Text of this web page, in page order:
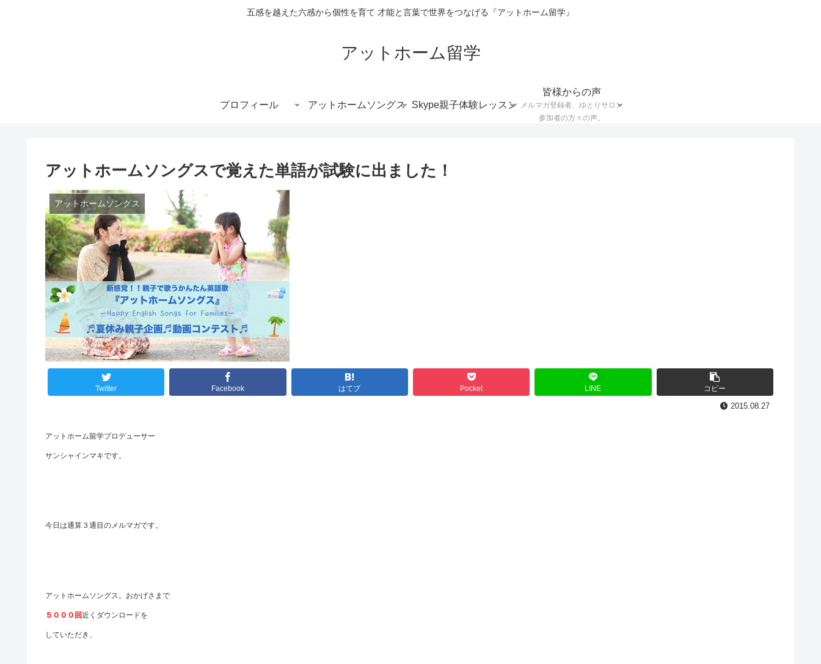
五感を越えた六感から個性を育て 才能と言葉で世界をつなげる『アットホーム留学』
アットホーム留学
プロフィール アットホームソングス Skype親子体験レッスン
皆様からの声
メルマガ登録者、ゆとりサロン
参加者の方々の声。
アットホームソングスで覚えた単語が試験に出ました！
アットホームソングス
Twitter Facebook はてブ Pocket LINE コピー
2015.08.27
アットホーム留学プロデューサー
サンシャインマキです。
今日は通算３通目のメルマガです。
アットホームソングス。おかげさまで
５０００回近くダウンロードを
していただき、